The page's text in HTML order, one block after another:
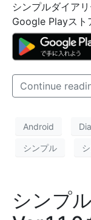
シンプルダイアリ
Google Playスト
Continue
Android
シンプル
シンプ